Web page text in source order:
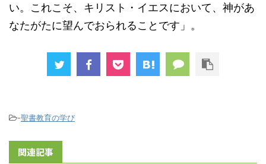
い。これこそ、キリスト・イエスにおいて、神があ
なたがたに望んでおられることです」。
-聖書教育の学び
関連記事